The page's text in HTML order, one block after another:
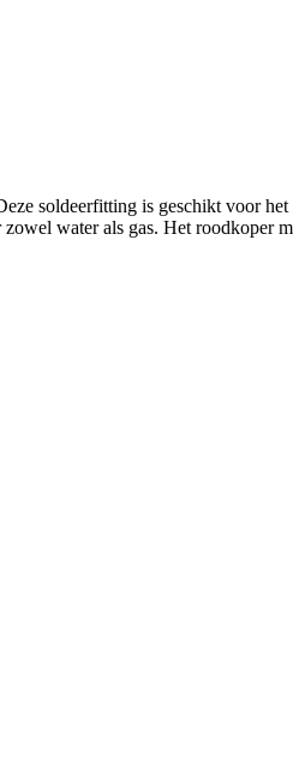
soldeerfitting is geschikt voor
water als gas. Het roodkoper